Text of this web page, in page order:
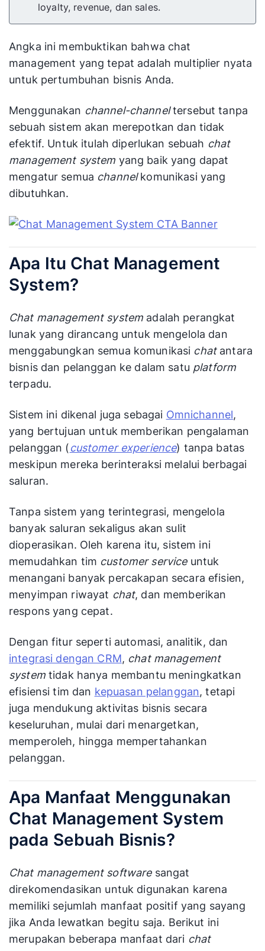
loyalty, revenue, dan sales.
Angka ini membuktikan bahwa chat
management yang tepat adalah multiplier nyata
untuk pertumbuhan bisnis Anda.
Menggunakan channel-channeltersebut tanpa
sebuah sistem akan merepotkan dan tidak
efektif. Untuk itulah diperlukan sebuah chat
management system yang baik yang dapat
mengatur semua channelkomunikasi yang
dibutuhkan.
Apa Itu Chat Management
System?
Chat management system adalah perangkat
lunak yang dirancang untuk mengelola dan
menggabungkan semua komunikasi chatantara
bisnis dan pelanggan ke dalam satu platform
terpadu.
Sistem ini dikenal juga sebagai Omnichannel,
yang bertujuan untuk memberikan pengalaman
pelanggan (customer experience) tanpa batas
meskipun mereka berinteraksi melalui berbagai
saluran.
Tanpa sistem yang terintegrasi, mengelola
banyak saluran sekaligus akan sulit
dioperasikan. Oleh karena itu, sistem ini
memudahkan tim customer serviceuntuk
menangani banyak percakapan secara efisien,
menyimpan riwayat chat, dan memberikan
respons yang cepat.
Dengan fitur seperti automasi, analitik, dan
integrasi dengan CRM, chat management
systemtidak hanya membantu meningkatkan
efisiensi tim dan kepuasan pelanggan, tetapi
juga mendukung aktivitas bisnis secara
keseluruhan, mulai dari menargetkan,
memperoleh, hingga mempertahankan
pelanggan.
Apa Manfaat Menggunakan
Chat Management System
pada Sebuah Bisnis?
Chat management softwaresangat
direkomendasikan untuk digunakan karena
memiliki sejumlah manfaat positif yang sayang
jika Anda lewatkan begitu saja. Berikut ini
merupakan beberapa manfaat dari chat